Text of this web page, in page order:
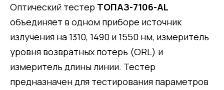
Оптический тестер ТОПАЗ-7106-AL
объединяет в одном приборе источник
излучения на 1310, 1490 и 1550 нм, измеритель
уровня возвратных потерь (ORL) и
измеритель длины линии. Тестер
предназначен для тестирования параметров